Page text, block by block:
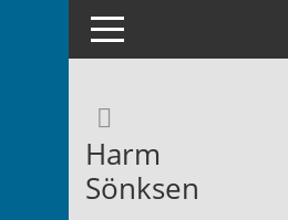
Toggle navigation
Harm
Sönksen